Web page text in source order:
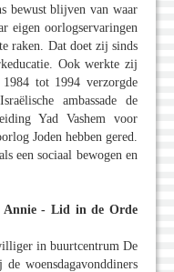
bewust blijven van waar
eigen oorlogservaringen
raken. Dat doet zij sinds
Ook werkte zij
1984 tot 1994 verzorgde
ambassade de
Yad Vashem voor
Joden hebben gered.
een sociaal bewogen en
- Lid in de Orde
in buurtcentrum De
woensdagavonddiners